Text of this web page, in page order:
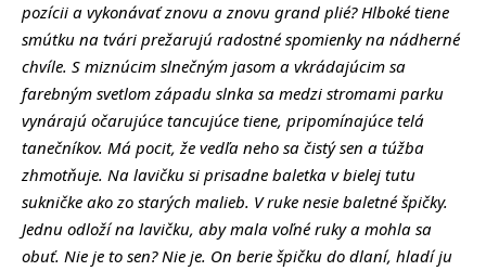
pozícii a vykonávať znovu a znovu grand plié? Hlboké tiene
smútku na tvári prežarujú radostné spomienky na nádherné
chvíle. S miznúcim slnečným jasom a vkrádajúcim sa
farebným svetlom západu slnka sa medzi stromami parku
vynárajú očarujúce tancujúce tiene, pripomínajúce telá
tanečníkov. Má pocit, že vedľa neho sa čistý sen a túžba
zhmotňuje. Na lavičku si prisadne baletka v bielej tutu
sukničke ako zo starých malieb. V ruke nesie baletné špičky.
Jednu odloží na lavičku, aby mala voľné ruky a mohla sa
obuť. Nie je to sen? Nie je. On berie špičku do dlaní, hladí ju